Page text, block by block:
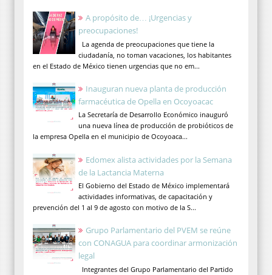
A propósito de… ¡Urgencias y
preocupaciones!
La agenda de preocupaciones que tiene la
ciudadanía, no toman vacaciones, los habitantes
en el Estado de México tienen urgencias que no em...
Inauguran nueva planta de producción
farmacéutica de Opella en Ocoyoacac
La Secretaría de Desarrollo Económico inauguró
una nueva línea de producción de probióticos de
la empresa Opella en el municipio de Ocoyoaca...
Edomex alista actividades por la Semana
de la Lactancia Materna
El Gobierno del Estado de México implementará
actividades informativas, de capacitación y
prevención del 1 al 9 de agosto con motivo de la S...
Grupo Parlamentario del PVEM se reúne
con CONAGUA para coordinar armonización
legal
Integrantes del Grupo Parlamentario del Partido